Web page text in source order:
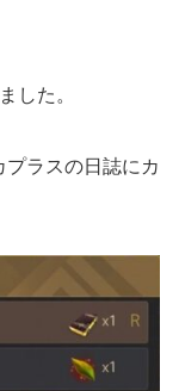
した。
ラスの日誌にカ